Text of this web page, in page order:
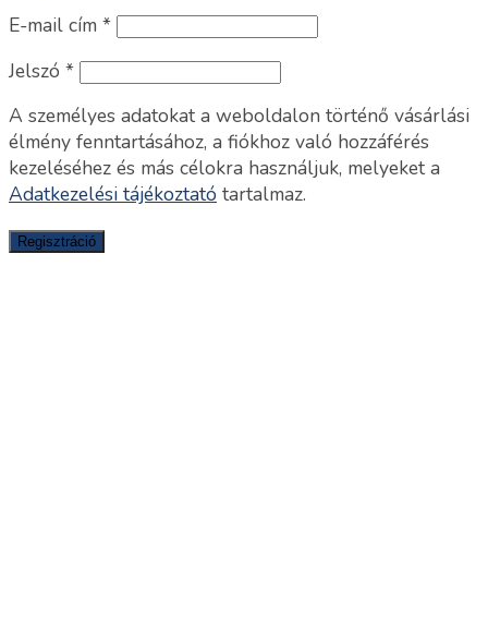
E-mail cím *
Jelszó *
A személyes adatokat a weboldalon történő vásárlási
élmény fenntartásához, a fiókhoz való hozzáférés
kezeléséhez és más célokra használjuk, melyeket a
Adatkezelési tájékoztató tartalmaz.
Regisztráció